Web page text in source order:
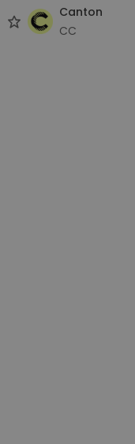
Canton
CC